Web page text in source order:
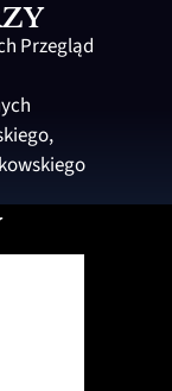
Przegląd